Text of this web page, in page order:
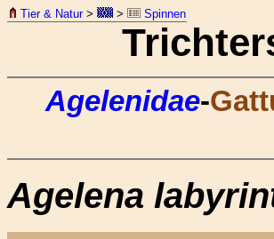
Tier & Natur> > Spinnen
Agelenidae-
Agelena